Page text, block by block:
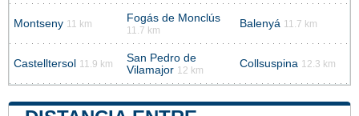
Montseny 11 km Fogás de Monclús
11.7 km
Balenyá 11.7 km
Castelltersol 11.9 km
San Pedro de
Vilamajor 12 km
Collsuspina 12.3 km